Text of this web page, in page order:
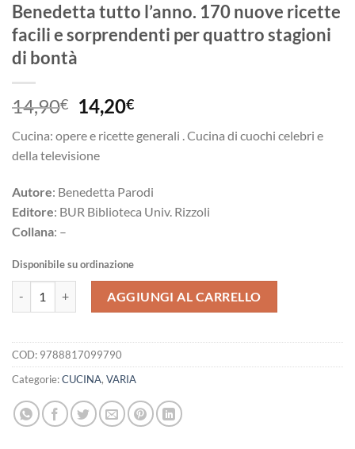
Benedetta tutto l’anno. 170 nuove ricette
facili e sorprendenti per quattro stagioni
di bontà
14,90€
Il
prezzo
originale
era:
14,20€Il
attuale
Cucina: opere e ricette generali . Cucina di cuochi celebri e
della televisione
Autore: Benedetta Parodi
Editore: BUR Biblioteca Univ. Rizzoli
Collana: –
Disponibile su ordinazione
AGGIUNGI AL CARRELLO
COD: 9788817099790
Categorie:CUCINA, VARIA